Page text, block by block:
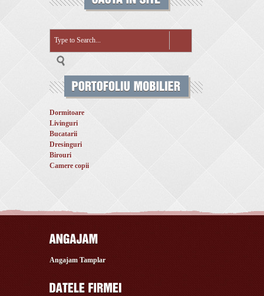
Dormitoare
Livinguri
Bucatarii
Dresinguri
Birouri
Camere copii
Angajam Tamplar